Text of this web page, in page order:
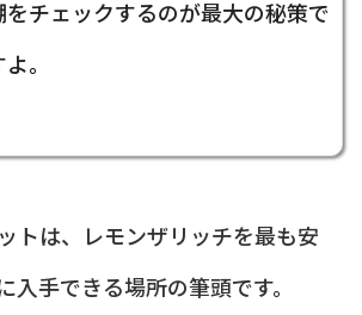
をチェックするのが最大の秘策で
。
トは、レモンザリッチを最も安
入手できる場所の筆頭です。